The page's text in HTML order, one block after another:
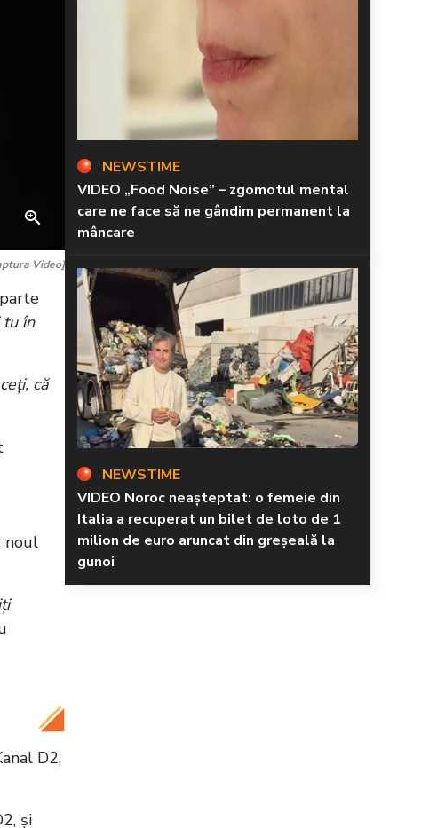
Video]
tu în
că
noul
D2,
și
NEWSTIME
VIDEO „Food Noise” – zgomotul mental
care ne face să ne gândim permanent la
mâncare
NEWSTIME
VIDEO Noroc neașteptat: o femeie din
Italia a recuperat un bilet de loto de 1
milion de euro aruncat din greșeală la
gunoi